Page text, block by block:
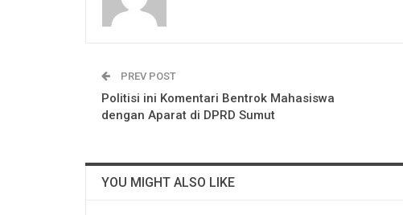
PREV POST
Politisi ini Komentari Bentrok Mahasiswa
dengan Aparat di DPRD Sumut
YOU MIGHT ALSO LIKE